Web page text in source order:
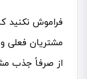
فراموش نکنید
مشتریان فعلی
از صرفاً جذب